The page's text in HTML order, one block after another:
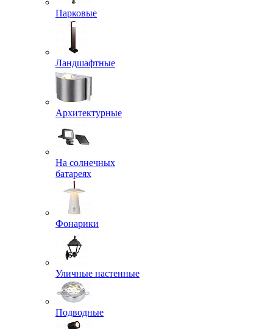
Парковые
Ландшафтные
Архитектурные
На солнечных
батареях
Фонарики
Уличные настенные
Подводные